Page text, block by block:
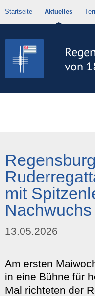
Startseite Aktuelles
mit
Nachwuchs
13.05.2026
Am ersten
in eine Bühne für
Mal richteten der